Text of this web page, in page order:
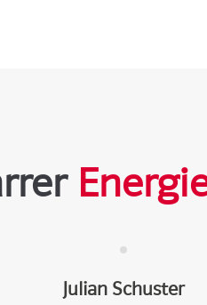
Julian Schuster